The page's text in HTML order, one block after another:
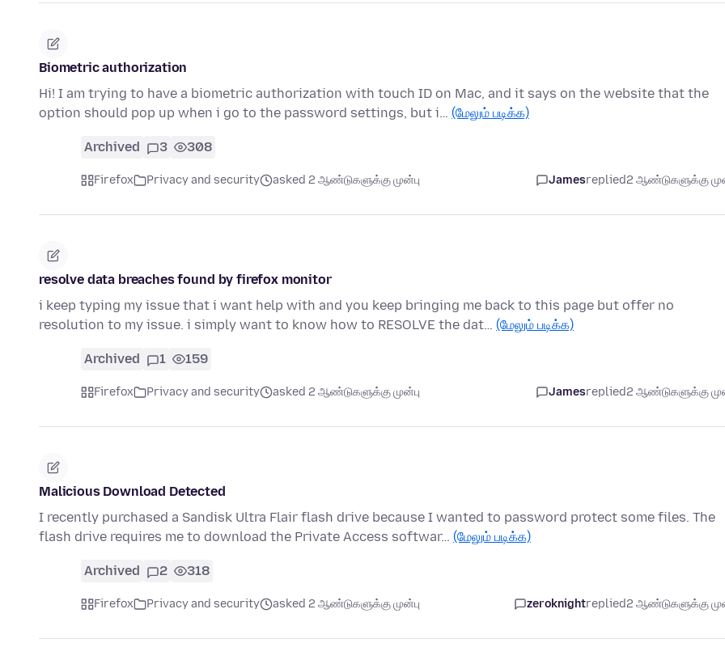
Biometric authorization
Hi! I am trying to have a biometric authorization with touch ID on Mac, and it says on the website that the
option should pop up when i go to the password settings, but i… (மேலும் படிக்க)
Archived 3 308
Firefox Privacy and security asked 2 ஆண்டுகளுக்கு முன்பு Jamesreplied2 ஆண்டுகளுக்கு
resolve data breaches found by firefox monitor
i keep typing my issue that i want help with and you keep bringing me back to this page but offer no
resolution to my issue. i simply want to know how to RESOLVE the dat… (மேலும் படிக்க)
Archived 1 159
Firefox Privacy and security asked 2 ஆண்டுகளுக்கு முன்பு Jamesreplied2 ஆண்டுகளுக்கு
Malicious Download Detected
I recently purchased a Sandisk Ultra Flair flash drive because I wanted to password protect some files. The
flash drive requires me to download the Private Access softwar… (மேலும் படிக்க)
Archived 2 318
Firefox Privacy and security asked 2 ஆண்டுகளுக்கு முன்பு zeroknightreplied2 ஆண்டுகளுக்கு